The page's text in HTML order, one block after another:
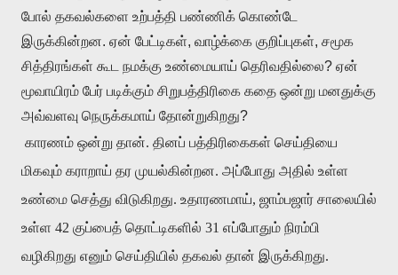
போல் தகவல்களை உற்பத்தி பண்ணிக் கொண்டே
இருக்கின்றன. ஏன் பேட்டிகள், வாழ்க்கை குறிப்புகள், சமூக
சித்திரங்கள் கூட நமக்கு உண்மையாய் தெரிவதில்லை? ஏன்
மூவாயிரம் பேர் படிக்கும் சிறுபத்திரிகை கதை ஒன்று மனதுக்கு
அவ்வளவு நெருக்கமாய் தோன்றுகிறது?
காரணம் ஒன்று தான். தினப் பத்திரிகைகள் செய்தியை
மிகவும் கராறாய் தர முயல்கின்றன. அப்போது அதில் உள்ள
உண்மை செத்து விடுகிறது. உதாரணமாய், ஜாம்பஜார் சாலையில்
உள்ள 42 குப்பைத் தொட்டிகளில் 31 எப்போதும் நிரம்பி
வழிகிறது எனும் செய்தியில் தகவல் தான் இருக்கிறது.